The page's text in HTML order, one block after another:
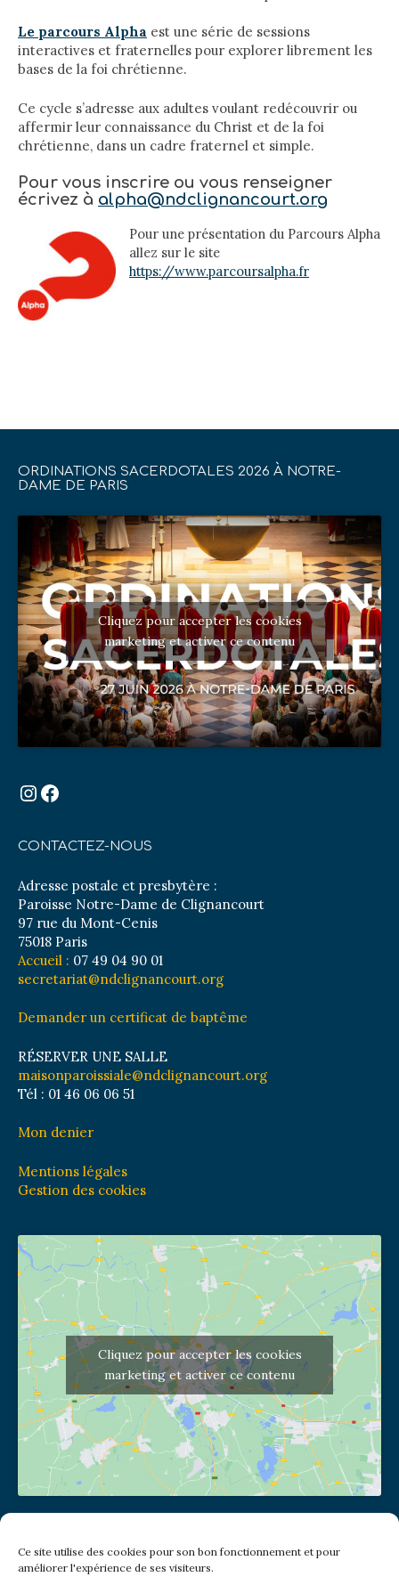
Ce site utilise des cookies pour son bon fonctionnement et pour
améliorer l'expérience de ses visiteurs.
Le parcours Alpha est une série de sessions
interactives et fraternelles pour explorer librement les
bases de la foi chrétienne.
Ce cycle s’adresse aux adultes voulant redécouvrir ou
affermir leur connaissance du Christ et de la foi
chrétienne, dans un cadre fraternel et simple.
Pour vous inscrire ou vous renseigner
écrivez à alpha@ndclignancourt.org
Pour une présentation du Parcours Alpha
allez sur le site
https://www.parcoursalpha.fr
ORDINATIONS SACERDOTALES 2026 À NOTRE-
DAME DE PARIS
Cliquez pour accepter les cookies
marketing et activer ce contenu
Instagram
Facebook
CONTACTEZ-NOUS
Adresse postale et presbytère :
Paroisse Notre-Dame de Clignancourt
97 rue du Mont-Cenis
75018 Paris
Accueil : 07 49 04 90 01
secretariat@ndclignancourt.org
Demander un certificat de baptême
RÉSERVER UNE SALLE
maisonparoissiale@ndclignancourt.org
Tél : 01 46 06 06 51
Mon denier
Mentions légales
Gestion des cookies
Cliquez pour accepter les cookies
marketing et activer ce contenu
(pas de courrier à cette adresse)
2 place Jules Joffrin - 75018